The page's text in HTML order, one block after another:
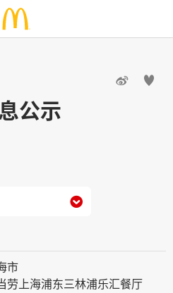
 
公示

市
劳上海浦东三林浦乐汇餐厅